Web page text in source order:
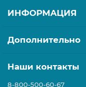
ИНФОРМАЦИЯ
Дополнительно
Наши контакты
8-800-500-60-67